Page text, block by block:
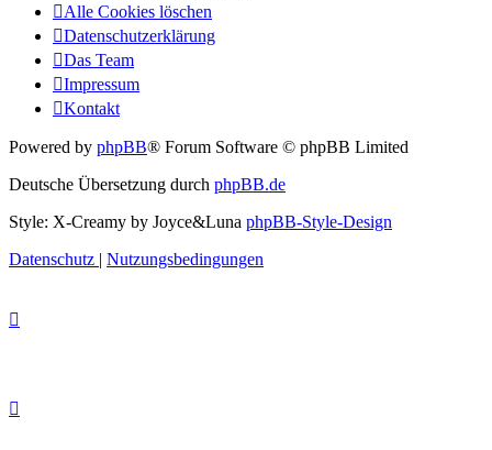
Alle Cookies löschen
Datenschutzerklärung
Das Team
Impressum
Kontakt
Powered by phpBB® Forum Software © phpBB Limited
Deutsche Übersetzung durch phpBB.de
Style: X-Creamy by Joyce&Luna phpBB-Style-Design
Datenschutz | Nutzungsbedingungen